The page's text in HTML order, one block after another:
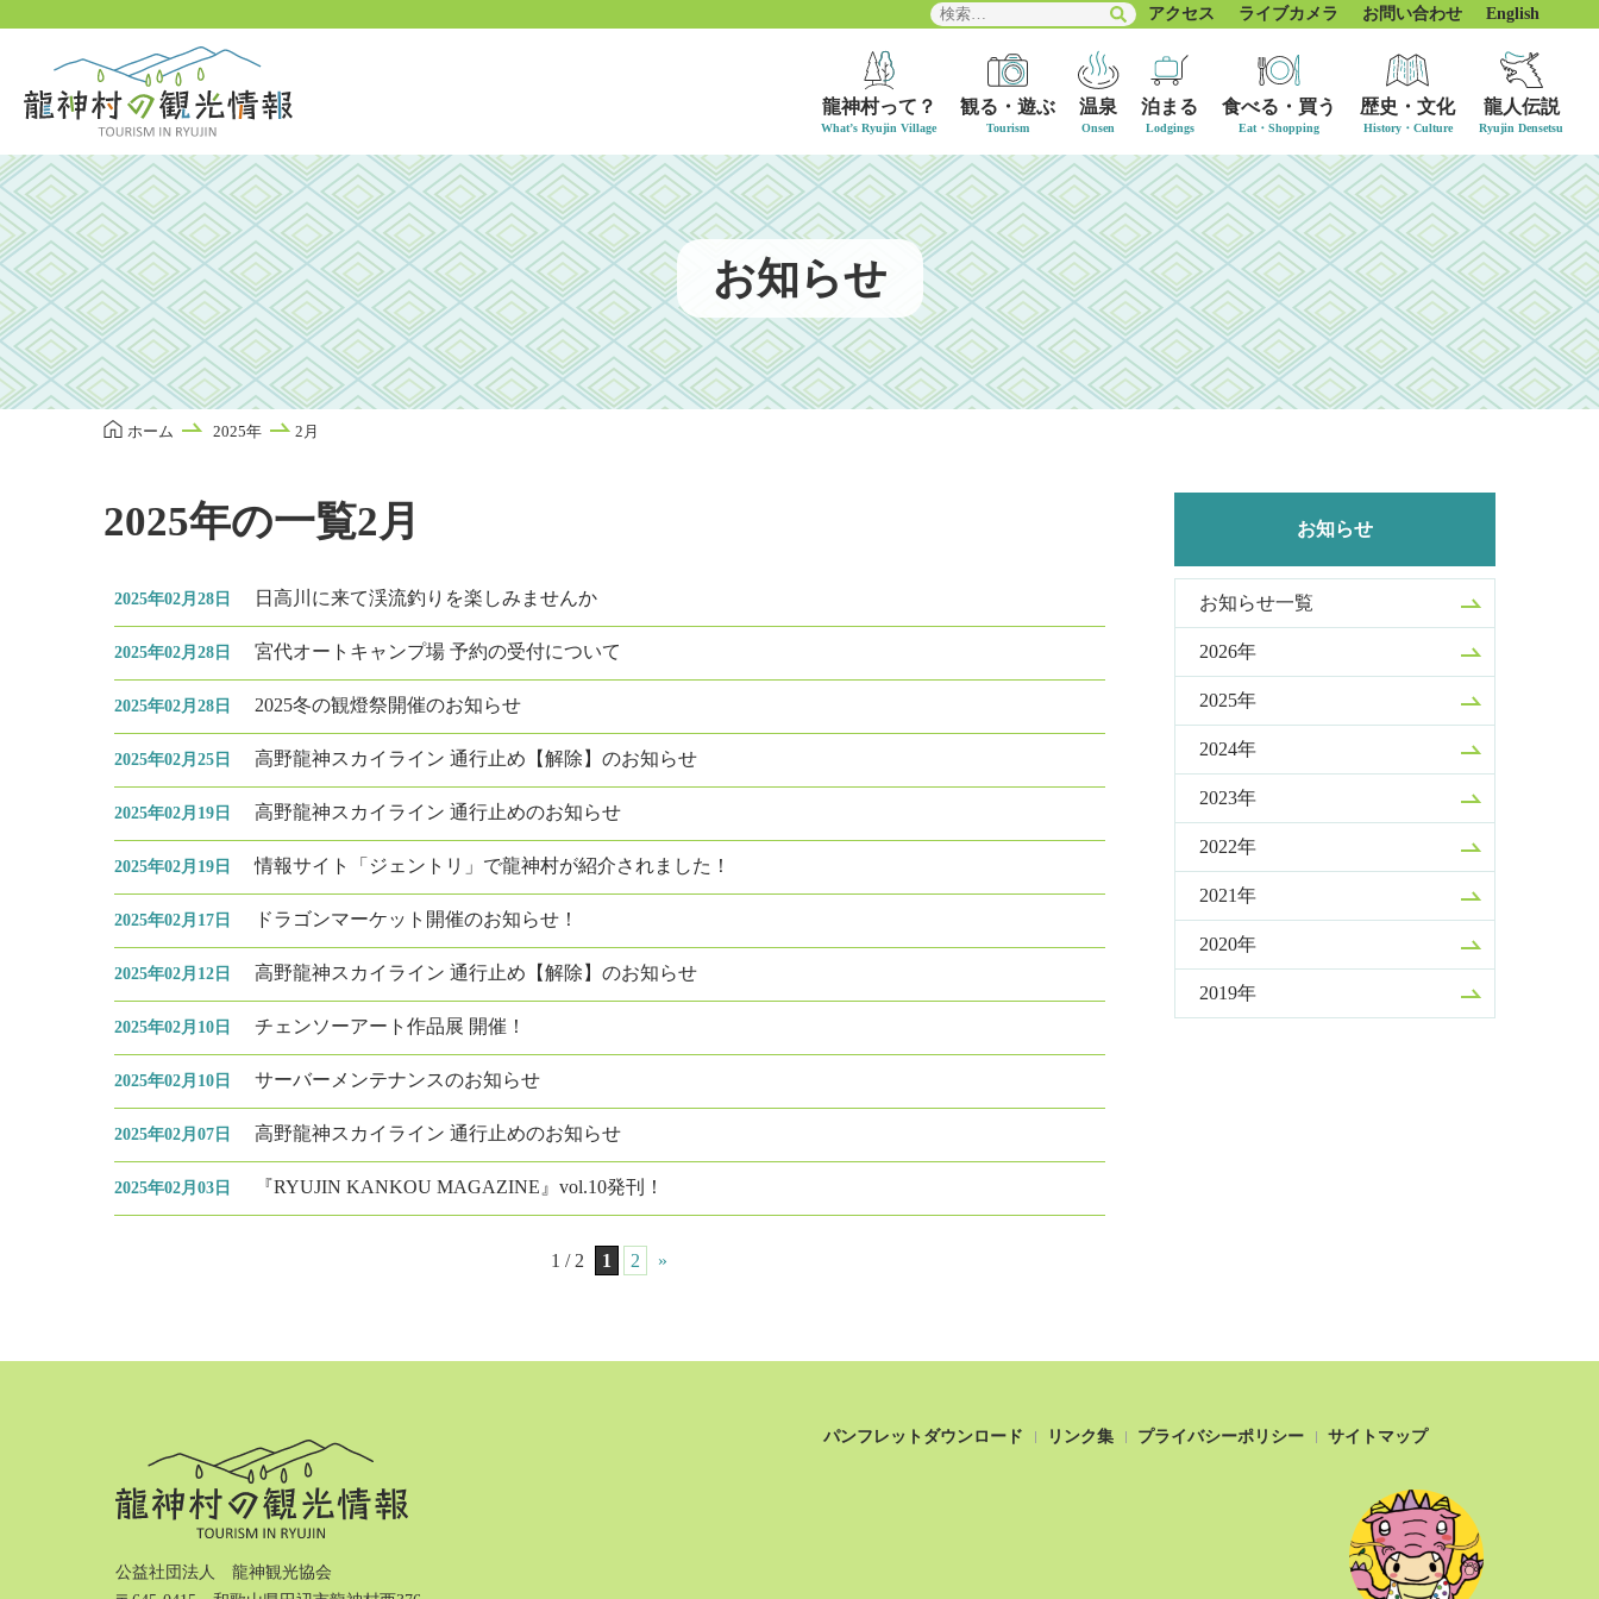
ッ
プ
龍神村って？ 観る・遊ぶ 温泉 泊まる 食べる・買う 歴史・文化 龍人伝説
検
アクセス ライブカメラ お問い合わせ English
お知らせ
ホーム 2025年 2月
2025年の一覧2月
2025年02月28日 日高川に来て渓流釣りを楽しみませんか
2025年02月28日 宮代オートキャンプ場 予約の受付について
2025年02月28日 2025冬の観燈祭開催のお知らせ
2025年02月25日 高野龍神スカイライン 通行止め【解除】のお知らせ
2025年02月19日 高野龍神スカイライン 通行止めのお知らせ
2025年02月19日 情報サイト「ジェントリ」で龍神村が紹介されました！
2025年02月17日 ドラゴンマーケット開催のお知らせ！
2025年02月12日 高野龍神スカイライン 通行止め【解除】のお知らせ
2025年02月10日 チェンソーアート作品展 開催！
2025年02月10日 サーバーメンテナンスのお知らせ
2025年02月07日 高野龍神スカイライン 通行止めのお知らせ
2025年02月03日 『RYUJIN KANKOU MAGAZINE』vol.10発刊！
1 / 2 1 2 »
お知らせ
お知らせ一覧
2026年
2025年
2024年
2023年
2022年
2021年
2020年
2019年
公益社団法人 龍神観光協会
パンフレットダウンロード リンク集 プライバシーポリシー サイトマップ